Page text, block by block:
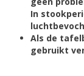
In
Als de
gebruikt